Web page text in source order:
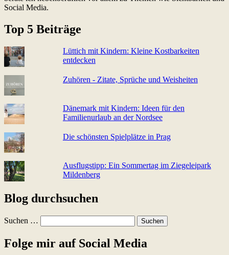
Social Media.
Top 5 Beiträge
Lüttich mit Kindern: Kleine Kostbarkeiten
entdecken
Zuhören - Zitate, Sprüche und Weisheiten
Dänemark mit Kindern: Ideen für den
Familienurlaub an der Nordsee
Die schönsten Spielplätze in Prag
Ausflugstipp: Ein Sommertag im Ziegeleipark
Mildenberg
Blog durchsuchen
Suchen …
Folge mir auf Social Media